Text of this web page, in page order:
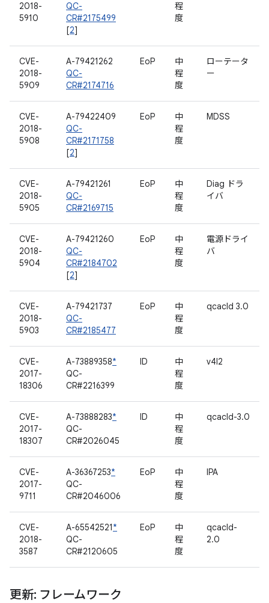
2018-
5910
QC-
CR#2175499
[2]
程
度
CVE-
2018-
5909
A-79421262
QC-
CR#2174716
EoP
中
程
度
ローテータ
ー
CVE-
2018-
5908
A-79422409
QC-
CR#2171758
[2]
EoP
中
程
度
MDSS
CVE-
2018-
5905
A-79421261
QC-
CR#2169715
EoP
中
程
度
Diag ドラ
イバ
CVE-
2018-
5904
A-79421260
QC-
CR#2184702
[2]
EoP
中
程
度
電源ドライ
バ
CVE-
2018-
5903
A-79421737
QC-
CR#2185477
EoP
中
程
度
qcacld 3.0
CVE-
2017-
18306
A-73889358*
QC-
CR#2216399
ID
中
程
度
v4l2
CVE-
2017-
18307
A-73888283*
QC-
CR#2026045
ID
中
程
度
qcacld-3.0
CVE-
2017-
9711
A-36367253*
QC-
CR#2046006
EoP
中
程
度
IPA
CVE-
2018-
3587
A-65542521*
QC-
CR#2120605
EoP
中
程
度
qcacld-
2.0
更新: フレームワーク